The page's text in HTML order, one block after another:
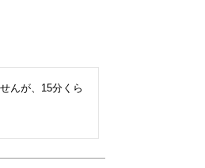
んが、15分くら